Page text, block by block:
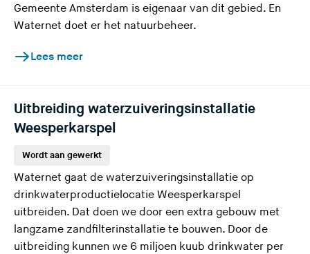
Gemeente Amsterdam is eigenaar van dit gebied. En
Waternet doet er het natuurbeheer.
Lees meer
Uitbreiding waterzuiveringsinstallatie
Weesperkarspel
Wordt aan gewerkt
Waternet gaat de waterzuiveringsinstallatie op
drinkwaterproductielocatie Weesperkarspel
uitbreiden. Dat doen we door een extra gebouw met
langzame zandfilterinstallatie te bouwen. Door de
uitbreiding kunnen we 6 miljoen kuub drinkwater per